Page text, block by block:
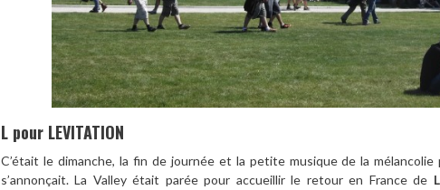
L pour LEVITATION
C’était le dimanche, la fin de journée et la petite musique de la
s’annonçait. La Valley était parée pour accueillir le retour en France de